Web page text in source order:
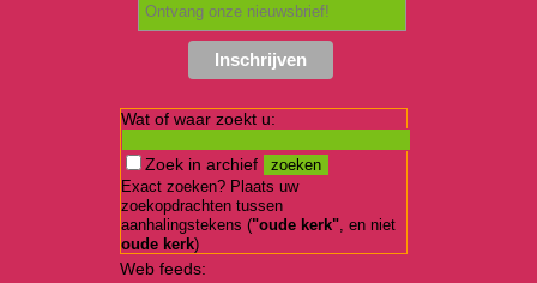
Wat of waar zoekt u:
Zoek in archief
Exact zoeken? Plaats uw
zoekopdrachten tussen
aanhalingstekens ("oude kerk", en niet
oude kerk)
Web feeds: